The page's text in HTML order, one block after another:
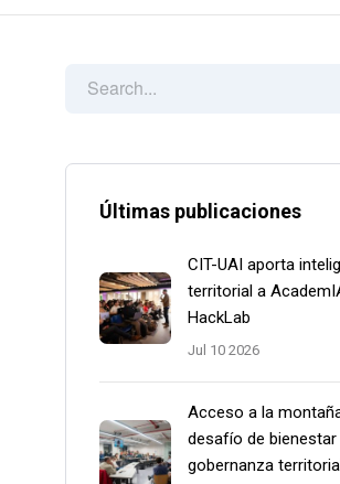
Últimas publicaciones
CIT-UAI aporta
territorial a
HackLab
Jul 10 2026
Acceso a la
desafío de bienestar
gobernanza territorial